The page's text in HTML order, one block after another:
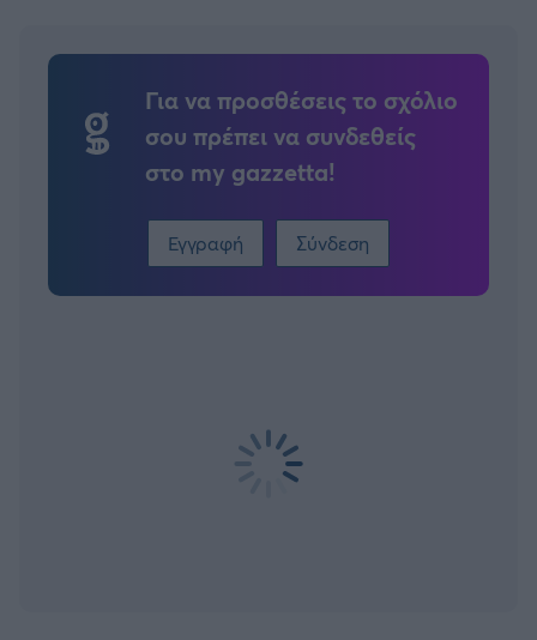
Για να προσθέσεις το σχόλιο
σου πρέπει να συνδεθείς
στο my gazzetta!
Εγγραφή Σύνδεση